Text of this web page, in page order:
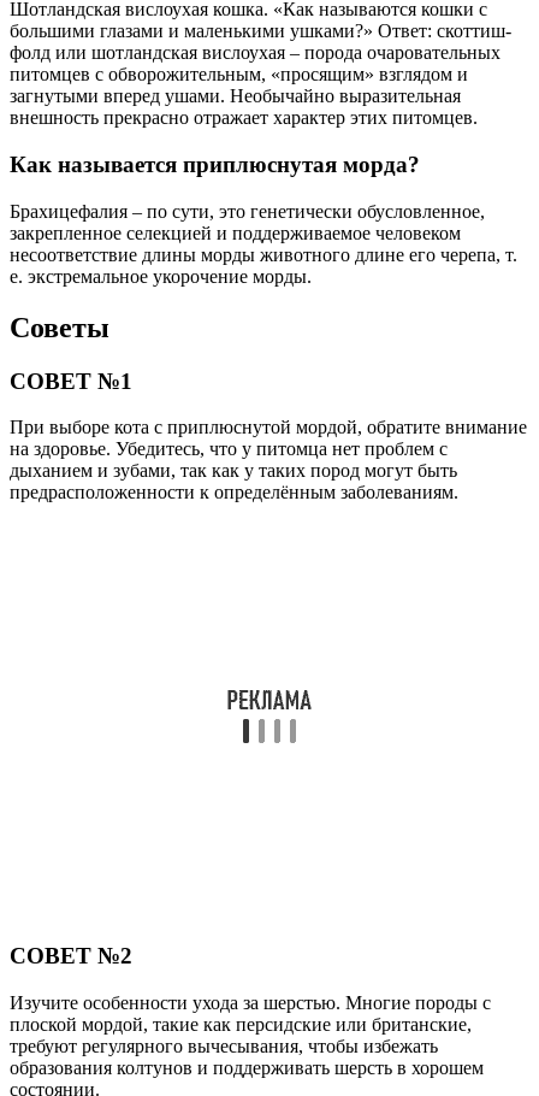
Шотландская вислоухая кошка. «Как называются кошки с
большими глазами и маленькими ушками?» Ответ: скоттиш-
фолд или шотландская вислоухая – порода очаровательных
питомцев с обворожительным, «просящим» взглядом и
загнутыми вперед ушами. Необычайно выразительная
внешность прекрасно отражает характер этих питомцев.
Как называется приплюснутая морда?
Брахицефалия – по сути, это генетически обусловленное,
закрепленное селекцией и поддерживаемое человеком
несоответствие длины морды животного длине его черепа, т.
е. экстремальное укорочение морды.
Советы
СОВЕТ №1
При выборе кота с приплюснутой мордой, обратите внимание
на здоровье. Убедитесь, что у питомца нет проблем с
дыханием и зубами, так как у таких пород могут быть
предрасположенности к определённым заболеваниям.
СОВЕТ №2
Изучите особенности ухода за шерстью. Многие породы с
плоской мордой, такие как персидские или британские,
требуют регулярного вычесывания, чтобы избежать
образования колтунов и поддерживать шерсть в хорошем
состоянии.